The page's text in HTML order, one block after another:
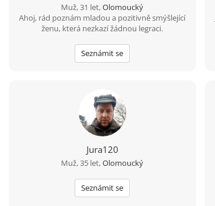
Muž, 31 let,Olomoucký
Ahoj, rád poznám mladou a pozitivně smýšlející
ženu, která nezkazí žádnou legraci.
Seznámit se
Jura120
Muž, 35 let,Olomoucký
Seznámit se